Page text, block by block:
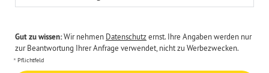
Gut zu wissen:Wir nehmen Datenschutzernst. Ihre Angaben werden nur
zur Beantwortung Ihrer Anfrage verwendet, nicht zu Werbezwecken.
Pflichtfeld